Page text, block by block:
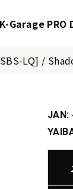
K-Garage PRO
LQ] /
JAN: